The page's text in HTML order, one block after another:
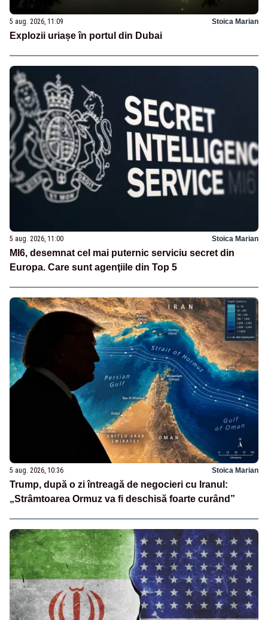
5 aug. 2026, 11:09 Stoica Marian
Explozii uriașe în portul din Dubai
5 aug. 2026, 11:00 Stoica Marian
MI6, desemnat cel mai puternic serviciu secret din
Europa. Care sunt agenţiile din Top 5
5 aug. 2026, 10:36 Stoica Marian
Trump, după o zi întreagă de negocieri cu Iranul:
„Strâmtoarea Ormuz va fi deschisă foarte curând”